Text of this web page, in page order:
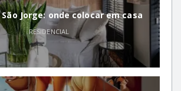
Jorge: onde colocar em casa
RESIDENCIAL